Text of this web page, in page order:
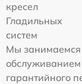
кресел
Гладильных
систем
Мы занимаемся
обслуживанием
гарантийного